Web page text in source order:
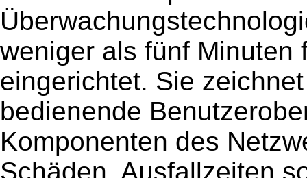
weniger als fünf Minuten
eingerichtet. Sie
bedienende
Komponenten des
Schäden, Ausfallzeiten